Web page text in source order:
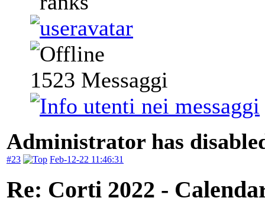
1523 Messaggi
Administrator has
#23 Feb-12-22 11:46:31
Re: Corti 2022 -